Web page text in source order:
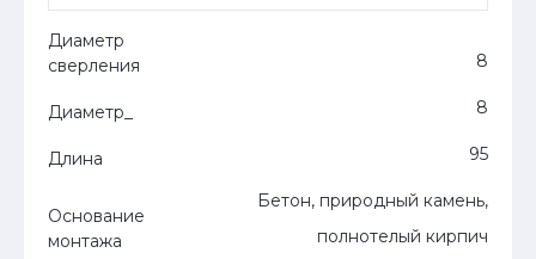
Диаметр
сверления
8
Диаметр_ 8
Длина 95
Основание
монтажа
Бетон, природный камень,
полнотелый кирпич